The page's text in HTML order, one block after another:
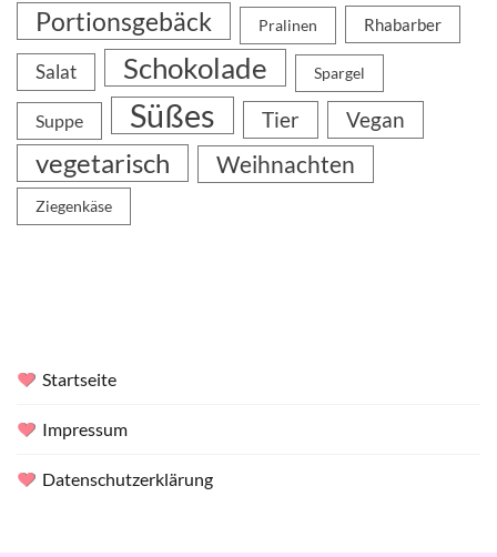
Portionsgebäck Pralinen Rhabarber
Salat Schokolade Spargel
Suppe Süßes Tier Vegan
vegetarisch Weihnachten
Ziegenkäse
Startseite
Impressum
Datenschutzerklärung